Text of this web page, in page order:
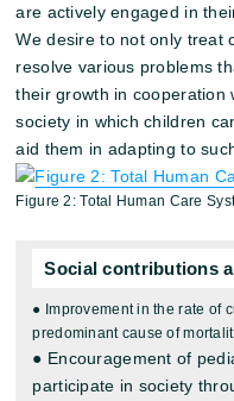
are actively engaged in
We desire to not only treat
resolve various problems
their growth in cooperation
society in which children
aid them in adapting to
Figure 2: Total Human Care
Social contributions
● Improvement in the rate of
predominant cause of
● Encouragement of
participate in society